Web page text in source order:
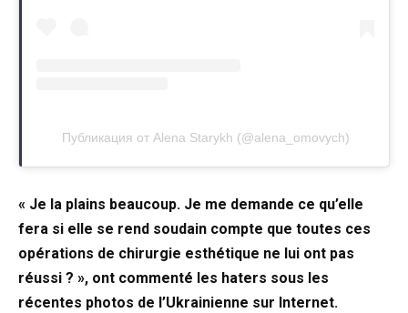
Публикация от Alena Starykh (@alena_omovych)
« Je la plains beaucoup. Je me demande ce qu’elle
fera si elle se rend soudain compte que toutes ces
opérations de chirurgie esthétique ne lui ont pas
réussi ? », ont commenté les haters sous les
récentes photos de l’Ukrainienne sur Internet.